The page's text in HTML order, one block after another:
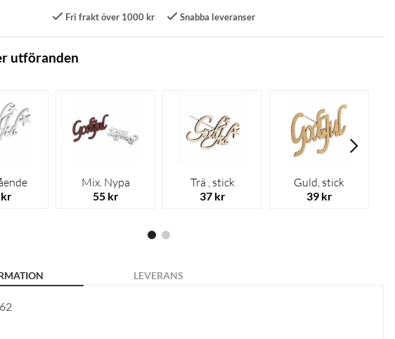
Fri frakt över 1000 kr Snabba leveranser
utföranden
Mix. Nypa
55 kr
Trä , stick
37 kr
Guld, stick
39 kr
LEVERANS